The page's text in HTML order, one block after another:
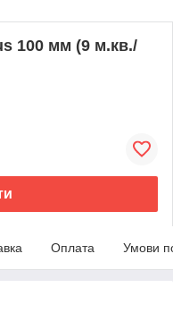
100 мм (9 м.кв./
Оплата Умови